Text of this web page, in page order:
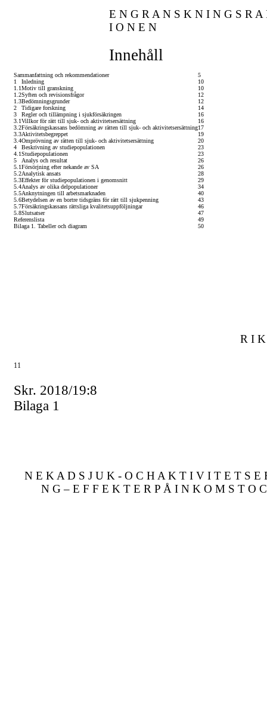
E N G R A N S K N I N G S R
I O N E N
Innehåll
Sammanfattning och rekommendationer
5
1
Inledning
10
1.1Motiv till granskning
10
1.2Syften och revisionsfrågor
12
1.3Bedömningsgrunder
12
2
Tidigare forskning
14
3
Regler och tillämpning i sjukförsäkringen
16
3.1Villkor för rätt till sjuk- och aktivitetsersättning
16
3.2Försäkringskassans bedömning av rätten till sjuk- och aktivitetsersättning17
3.3Aktivitetsbegreppet
19
3.4Omprövning av rätten till sjuk- och aktivitetsersättning
20
4
Beskrivning av studiepopulationen
23
4.1Studiepopulationen
23
5
Analys och resultat
26
5.1Försörjning efter nekande av SA
26
5.2Analytisk ansats
28
5.3Effekter för studiepopulationen i genomsnitt
29
5.4Analys av olika delpopulationer
34
5.5Anknytningen till arbetsmarknaden
40
5.6Betydelsen av en bortre tidsgräns för rätt till sjukpenning
43
5.7Försäkringskassans rättsliga kvalitetsuppföljningar
46
5.8Slutsatser
47
Referenslista
49
Bilaga 1. Tabeller och diagram
50
R I
11
Skr. 2018/19:8
Bilaga 1
N E K A D S J U K - O C H A K T I V I T E T S E
N G – E F F E K T E R P Å I N K O M S T O